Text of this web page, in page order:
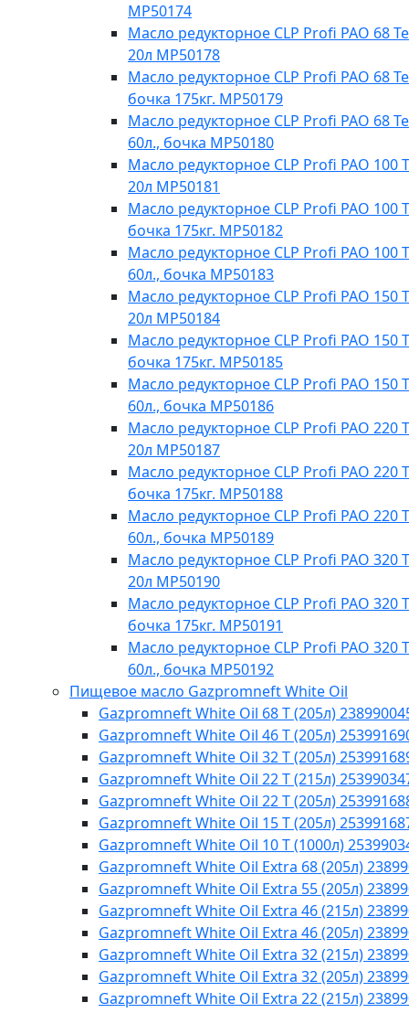
MP50174
Масло редукторное CLP Profi PAO 68
20л МР50178
Масло редукторное CLP Profi PAO 68
бочка 175кг. МР50179
Масло редукторное CLP Profi PAO 68
60л., бочка МР50180
Масло редукторное CLP Profi PAO 100
20л МР50181
Масло редукторное CLP Profi PAO 100
бочка 175кг. МР50182
Масло редукторное CLP Profi PAO 100
60л., бочка МР50183
Масло редукторное CLP Profi PAO 150
20л МР50184
Масло редукторное CLP Profi PAO 150
бочка 175кг. МР50185
Масло редукторное CLP Profi PAO 150
60л., бочка МР50186
Масло редукторное CLP Profi PAO 220
20л MP50187
Масло редукторное CLP Profi PAO 220
бочка 175кг. МР50188
Масло редукторное CLP Profi PAO 220
60л., бочка МР50189
Масло редукторное CLP Profi PAO 320
20л МР50190
Масло редукторное CLP Profi PAO 320
бочка 175кг. МР50191
Масло редукторное CLP Profi PAO 320
60л., бочка МР50192
Пищевое масло Gazpromneft White Oil
Gazpromneft White Oil 68 T (205л)
Gazpromneft White Oil 46 T (205л)
Gazpromneft White Oil 32 T (205л)
Gazpromneft White Oil 22 T (215л)
Gazpromneft White Oil 22 T (205л)
Gazpromneft White Oil 15 T (205л)
Gazpromneft White Oil 10 T (1000л)
Gazpromneft White Oil Extra 68 (205л)
Gazpromneft White Oil Extra 55 (205л)
Gazpromneft White Oil Extra 46 (215л)
Gazpromneft White Oil Extra 46 (205л)
Gazpromneft White Oil Extra 32 (215л)
Gazpromneft White Oil Extra 32 (205л)
Gazpromneft White Oil Extra 22 (215л)